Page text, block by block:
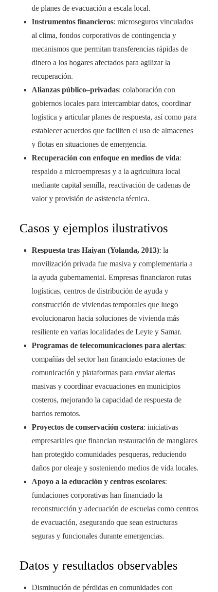
de planes de evacuación a escala local.
Instrumentos financieros: microseguros vinculados
al clima, fondos corporativos de contingencia y
mecanismos que permitan transferencias rápidas de
dinero a los hogares afectados para agilizar la
recuperación.
Alianzas público–privadas: colaboración con
gobiernos locales para intercambiar datos, coordinar
logística y articular planes de respuesta, así como para
establecer acuerdos que faciliten el uso de almacenes
y flotas en situaciones de emergencia.
Recuperación con enfoque en medios de vida:
respaldo a microempresas y a la agricultura local
mediante capital semilla, reactivación de cadenas de
valor y provisión de asistencia técnica.
Casos y ejemplos ilustrativos
Respuesta tras Haiyan (Yolanda, 2013): la
movilización privada fue masiva y complementaria a
la ayuda gubernamental. Empresas financiaron rutas
logísticas, centros de distribución de ayuda y
construcción de viviendas temporales que luego
evolucionaron hacia soluciones de vivienda más
resiliente en varias localidades de Leyte y Samar.
Programas de telecomunicaciones para alertas:
compañías del sector han financiado estaciones de
comunicación y plataformas para enviar alertas
masivas y coordinar evacuaciones en municipios
costeros, mejorando la capacidad de respuesta de
barrios remotos.
Proyectos de conservación costera: iniciativas
empresariales que financian restauración de manglares
han protegido comunidades pesqueras, reduciendo
daños por oleaje y sosteniendo medios de vida locales.
Apoyo a la educación y centros escolares:
fundaciones corporativas han financiado la
reconstrucción y adecuación de escuelas como centros
de evacuación, asegurando que sean estructuras
seguras y funcionales durante emergencias.
Datos y resultados observables
Disminución de pérdidas en comunidades con